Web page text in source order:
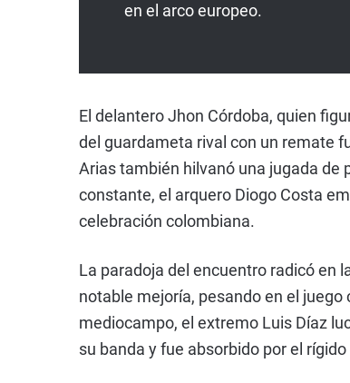
en el arco europeo.
El delantero Jhon Córdoba, quien
del guardameta rival con un remate
Arias también hilvanó una jugada de
constante, el arquero Diogo Costa
celebración colombiana.
La paradoja del encuentro radicó en
notable mejoría, pesando en el
mediocampo, el extremo Luis Díaz
su banda y fue absorbido por el